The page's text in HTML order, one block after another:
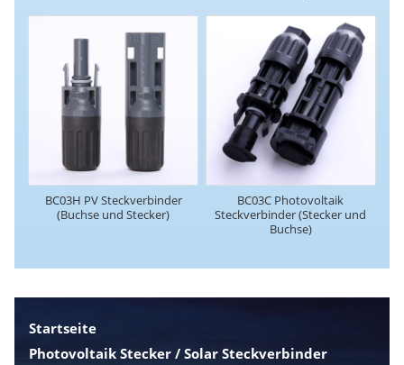
BC03H PV Steckverbinder
(Buchse und Stecker)
BC03C Photovoltaik
Steckverbinder (Stecker und
Buchse)
Startseite
Photovoltaik Stecker / Solar Steckverbinder